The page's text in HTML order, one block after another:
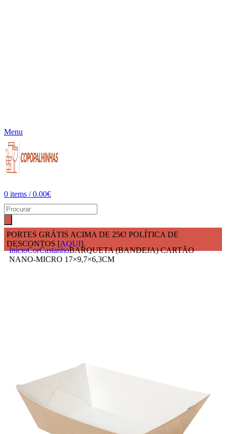
Menu
0 items / 0.00€
PORTES GRÁTIS ACIMA DE 25€! POLÍTICA DE
DESCONTOS [AQUI].
InícioCorCastanhoBARQUETA (BANDEJA) CARTÃO
NANO-MICRO 17×9,7×6,3CM